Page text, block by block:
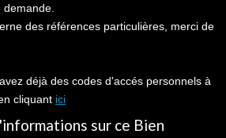
des références particulières, merci de
déjà des codes d'accés personnels à
cliquant ici
sur ce Bien